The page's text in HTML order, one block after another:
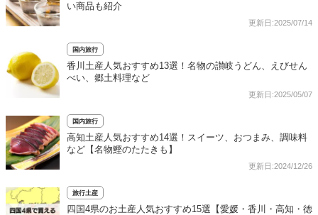
い商品も紹介
更新日:2025/07/14
国内旅行
香川土産人気おすすめ13選！名物の讃岐うどん、えびせん
べい、郷土料理など
更新日:2025/05/07
国内旅行
高知土産人気おすすめ14選！スイーツ、おつまみ、調味料
など【名物鰹のたたきも】
更新日:2024/12/26
旅行土産
四国4県のお土産人気おすすめ15選【愛媛・香川・高知・徳